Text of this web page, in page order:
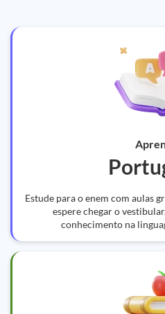
Estude para o enem com aulas
espere chegar o
conhecimento na